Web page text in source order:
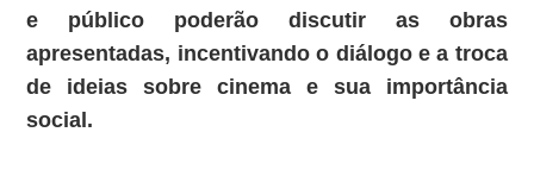
e público poderão discutir as obras
apresentadas, incentivando o diálogo e a troca
de ideias sobre cinema e sua importância
social.